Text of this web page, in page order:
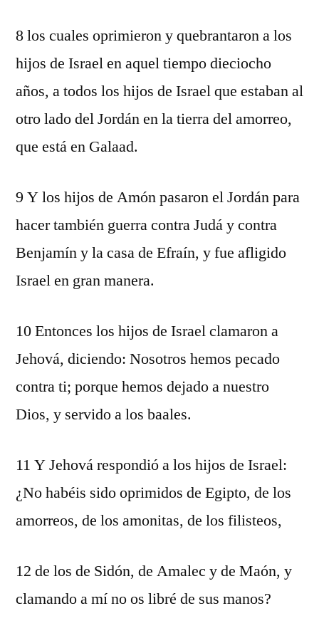
8 los cuales oprimieron y quebrantaron a los
hijos de Israel en aquel tiempo dieciocho
años, a todos los hijos de Israel que estaban al
otro lado del Jordán en la tierra del amorreo,
que está en Galaad.
9 Y los hijos de Amón pasaron el Jordán para
hacer también guerra contra Judá y contra
Benjamín y la casa de Efraín, y fue afligido
Israel en gran manera.
10 Entonces los hijos de Israel clamaron a
Jehová, diciendo: Nosotros hemos pecado
contra ti; porque hemos dejado a nuestro
Dios, y servido a los baales.
11 Y Jehová respondió a los hijos de Israel:
¿No habéis sido oprimidos de Egipto, de los
amorreos, de los amonitas, de los filisteos,
12 de los de Sidón, de Amalec y de Maón, y
clamando a mí no os libré de sus manos?